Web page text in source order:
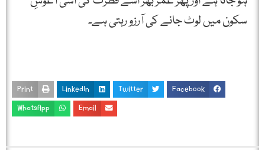
سکون میں لوٹ جانے کی آرزو رہتی ہے۔
Facebook
Twitter
LinkedIn
Print
Email
WhatsApp